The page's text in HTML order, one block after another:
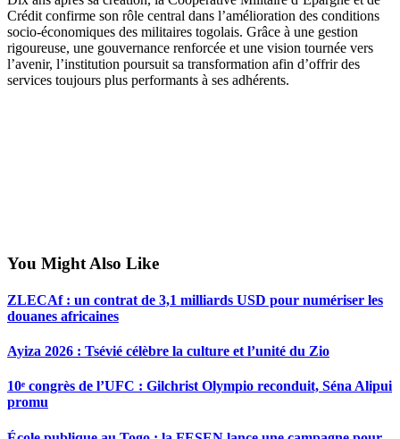
Crédit confirme son rôle central dans l’amélioration des conditions
socio-économiques des militaires togolais. Grâce à une gestion
rigoureuse, une gouvernance renforcée et une vision tournée vers
l’avenir, l’institution poursuit sa transformation afin d’offrir des
services toujours plus performants à ses adhérents.
You Might Also Like
ZLECAf : un contrat de 3,1 milliards USD pour numériser les
douanes africaines
Ayiza 2026 : Tsévié célèbre la culture et l’unité du Zio
10ᵉ congrès de l’UFC : Gilchrist Olympio reconduit, Séna Alipui
promu